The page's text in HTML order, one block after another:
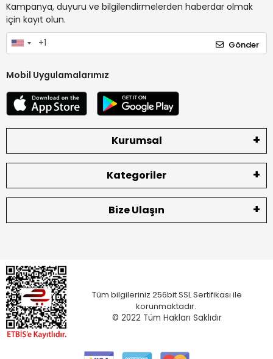
Kampanya, duyuru ve bilgilendirmelerden haberdar olmak
için kayıt olun.
Gönder
Mobil Uygulamalarımız
Kurumsal
Kategoriler
Bize Ulaşın
Tüm bilgileriniz 256bit SSL Sertifikası ile
korunmaktadır.
© 2022 Tüm Hakları Saklıdır